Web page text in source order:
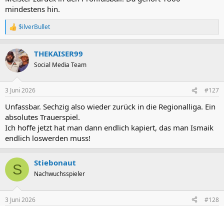
mindestens hin.
R
e
k
t
i
e
:
$ilverBullet
THEKAISER99
Social Media Team
3 Juni 2026 #127
Unfassbar. Sechzig also wieder zurück in die Regionalliga. Ein
absolutes Trauerspiel.
Ich hoffe jetzt hat man dann endlich kapiert, das man Ismaik
endlich loswerden muss!
S Stiebonaut
Nachwuchsspieler
3 Juni 2026 #128